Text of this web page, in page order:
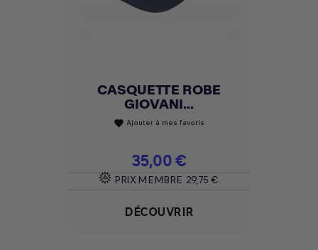
CASQUETTE ROBE
GIOVANI...
favorite Ajouter à mes favoris
Prix
35,00 €
PRIX MEMBRE 29,75 €
DÉCOUVRIR